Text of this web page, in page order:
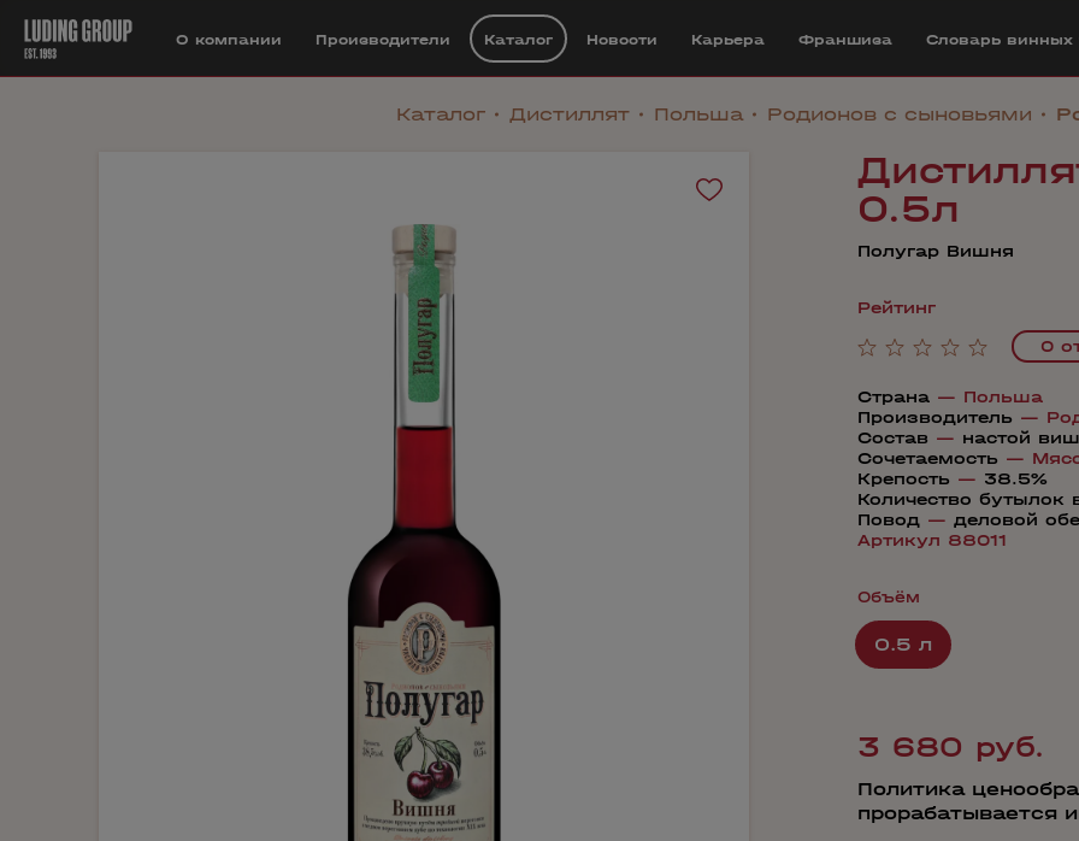
О компании Производители Каталог Новости Карьера Франшиза Cловарь винных
Каталог Дистиллят Польша Родионов с сыновьями
0.5л
Полугар Вишня
Рейтинг
0
Страна — Польша
Производитель —
Состав — настой
Сочетаемость —
Крепость — 38.5%
Количество бутылок
Повод — деловой
Артикул 88011
Объём
0.5 л
3 680 руб.
Политика
прорабатывается